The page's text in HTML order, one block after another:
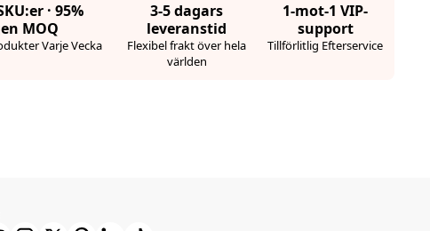
· 95%
MOQ
Varje Vecka
3-5 dagars
leveranstid
Flexibel frakt över hela
världen
1-mot-1 VIP-
support
Tillförlitlig Efterservice